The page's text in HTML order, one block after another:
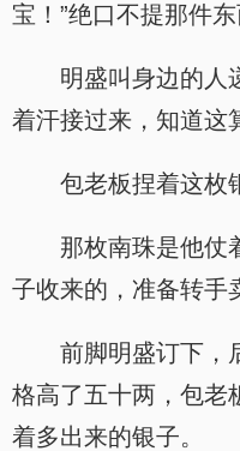
宝！”绝口不提那件
明盛叫身边的人
着汗接过来，知道这
包老板捏着这枚
那枚南珠是他仗
子收来的，准备转手
前脚明盛订下，
格高了五十两，包老
着多出来的银子。